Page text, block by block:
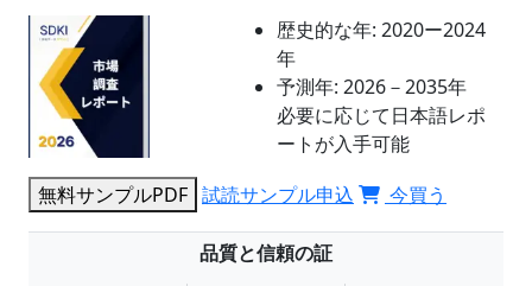
歴史的な年: 2020ー2024
年
予測年: 2026－2035年
必要に応じて日本語レポ
ートが入手可能
無料サンプルPDF 試読サンプル申込 今買う
品質と信頼の証